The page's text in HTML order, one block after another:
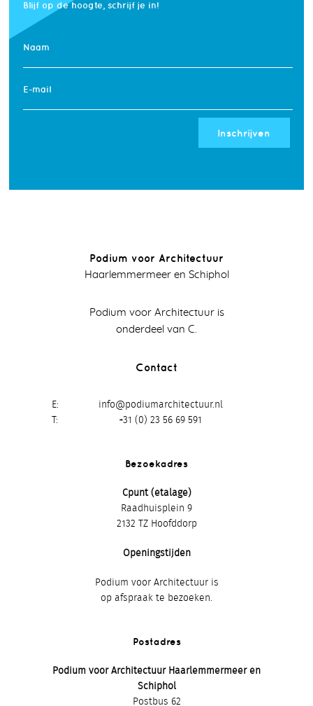
Blijf op de hoogte, schrijf je in!
Naam
E-mail
Inschrijven
Podium voor Architectuur
Haarlemmermeer en Schiphol
Podium voor Architectuur is
onderdeel van C.
Contact
E
info@podiumarchitectuur.nl
+31 (0) 23 56 69 591
Bezoekadres
Cpunt (etalage)
Raadhuisplein 9
2132 TZ Hoofddorp
Openingstijden
Podium voor Architectuur is
op afspraak te bezoeken.
Postadres
Podium voor Architectuur Haarlemmermeer en
Schiphol
Postbus 62